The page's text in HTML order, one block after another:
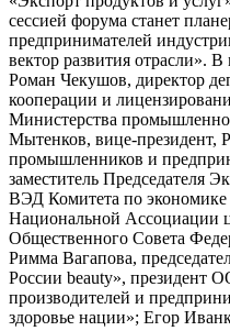
сессией форума станет
предпринимателей
вектор развития отрасли».
Роман Чекушов, директор
кооперации и
Министерства
Мытенков, вице-президент,
промышленников и
заместитель Председателя
ВЭД Комитета по
Национальной Ассоциации
Общественного Совета
Римма Вагапова,
России beauty», президент
производителей и
здоровье нации»; Егор